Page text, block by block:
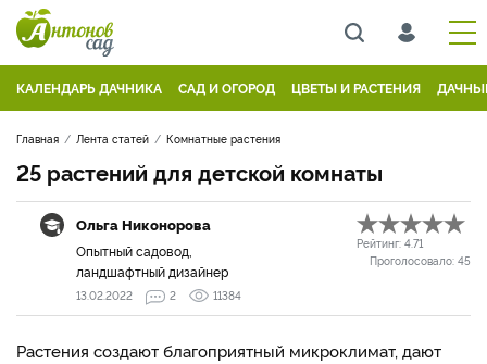
КАЛЕНДАРЬ ДАЧНИКА САД И ОГОРОД ЦВЕТЫ И РАСТЕНИЯ
Главная Лента статей Комнатные растения
25 растений для детской комнаты
Ольга Никонорова
Опытный садовод,
ландшафтный дизайнер
Рейтинг: 4.71
Проголосовало: 45
13.02.2022 2 11384
Растения создают благоприятный микроклимат, дают